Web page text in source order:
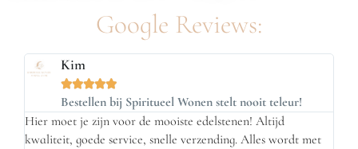
Google Reviews:
Kim

Bestellen bij Spiritueel Wonen stelt nooit teleur!
Hier moet je zijn voor de mooiste edelstenen! Altijd
kwaliteit, goede service, snelle verzending. Alles wordt met